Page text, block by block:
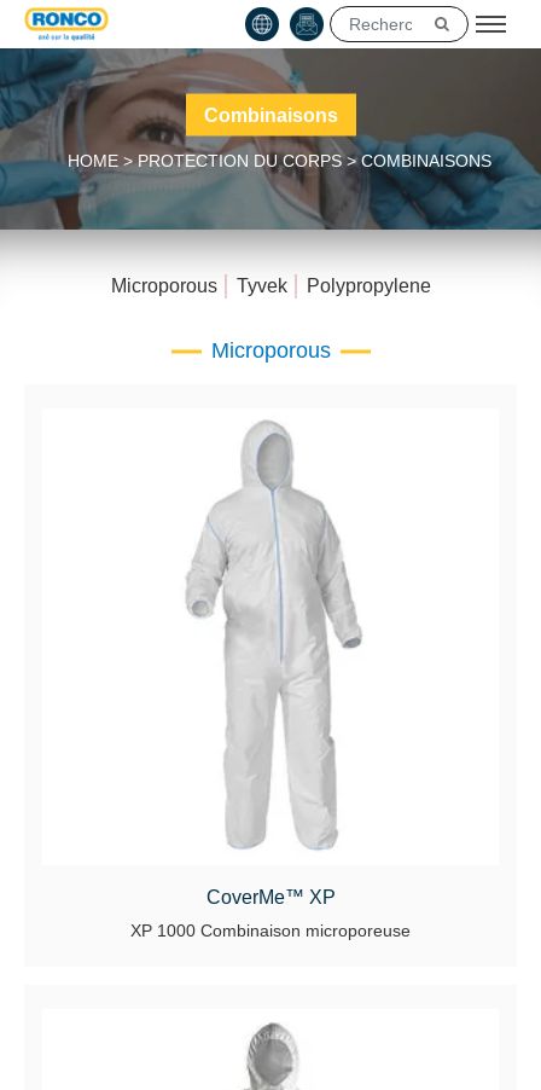
Combinaisons
HOME >PROTECTION DU CORPS>COMBINAISONS
Microporous Tyvek Polypropylene
Microporous
CoverMe™ XP
XP 1000 Combinaison microporeuse